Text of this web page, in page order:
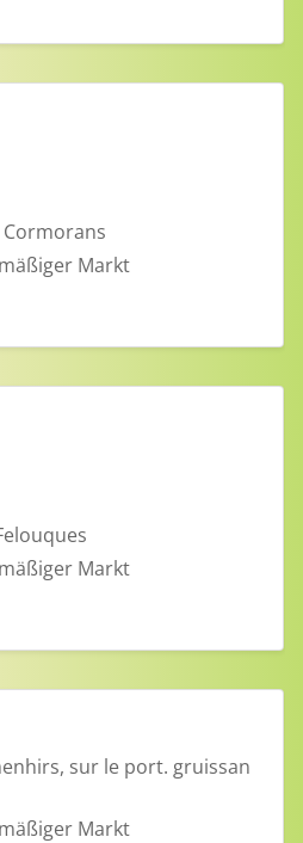
Markt
Markt
sur le port. gruissan
Markt